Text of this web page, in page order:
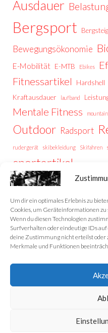
Um dir ein optimales Erlebnis zu
Cookies, um Geräteinformationen
Wenn du diesen Technologien
Surfverhalten oder eindeutige IDs
deine Zustimmung nicht erteilst
Merkmale und Funktionen
Ausdauer
Bergsport
Bewegungsökonomie
E-Mobilität E-MTB Ebikes
Fitnessartikel Hardshell
Kraftausdauer
laufband
Mentale Fitness
Outdoor Radsport
rudergerät skibekleidung Skifahren
sportartikel
Trainingssteuerung
Home
Impressum
Cookie-Richtlinie